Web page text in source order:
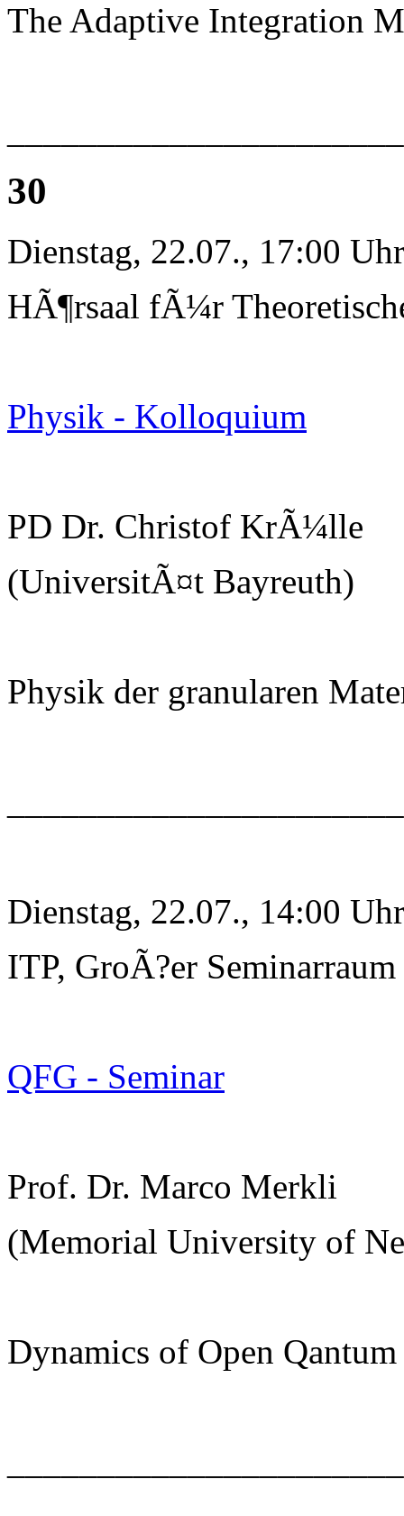
The Adaptive Integration
30
Dienstag, 22.07., 17:00 Uhr
HÃ¶rsaal fÃ¼r
Physik - Kolloquium
PD Dr. Christof KrÃ¼lle
(UniversitÃ¤t Bayreuth)
Physik der granularen
Dienstag, 22.07., 14:00 Uhr
ITP, GroÃ?er Seminarraum
QFG - Seminar
Prof. Dr. Marco Merkli
(Memorial University of
Dynamics of Open Qantum